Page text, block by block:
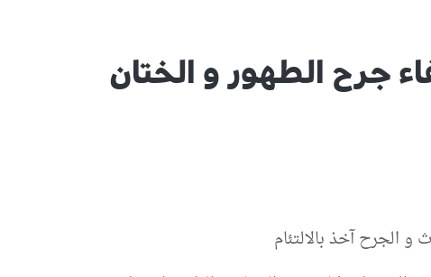
جرح الطهور و الختان
الجرح آخذ بالالتئام